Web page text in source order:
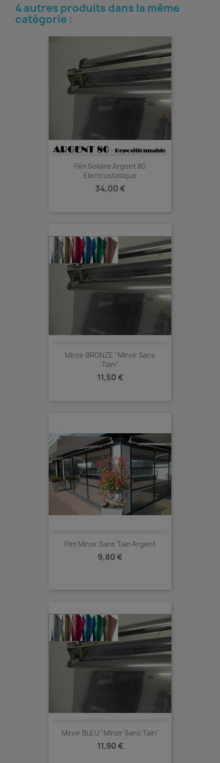
4 autres produits dans la même
catégorie :
Film Solaire Argent 80
Electrostatique
Prix
34,00 €
Miroir BRONZE "Miroir Sans
Tain"
Prix
11,50 €
Film Miroir Sans Tain Argent
Prix
9,80 €
Miroir BLEU "Miroir Sans Tain"
Prix
11,90 €